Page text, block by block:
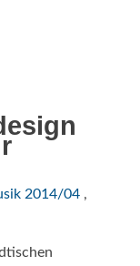

2014/04 ,